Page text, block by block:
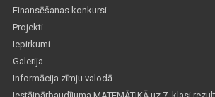
Finansēšanas konkursi
Projekti
Iepirkumi
Galerija
Informācija zīmju valodā